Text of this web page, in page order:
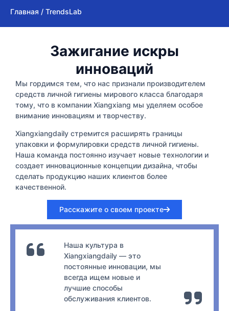
Главная / TrendsLab
Зажигание искры
инноваций
Мы гордимся тем, что нас признали производителем
средств личной гигиены мирового класса благодаря
тому, что в компании Xiangxiang мы уделяем особое
внимание инновациям и творчеству.
Xiangxiangdaily стремится расширять границы
упаковки и формулировки средств личной гигиены.
Наша команда постоянно изучает новые технологии и
создает инновационные концепции дизайна, чтобы
сделать продукцию наших клиентов более
качественной.
Расскажите о своем проекте
Наша культура в
Xiangxiangdaily — это
постоянные инновации, мы
всегда ищем новые и
лучшие способы
обслуживания клиентов.